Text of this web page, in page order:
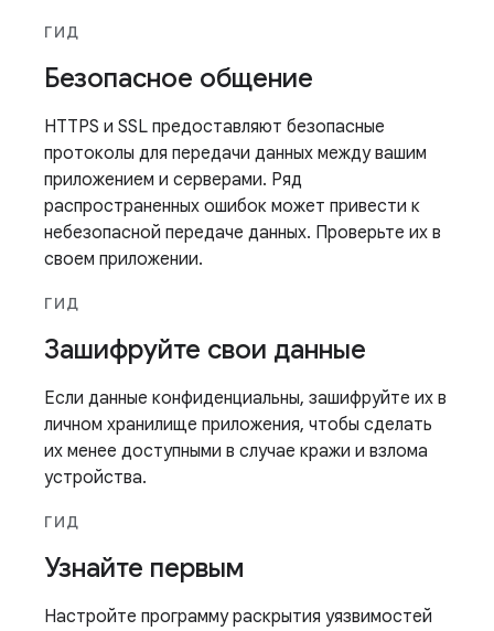
ГИД
Безопасное общение
HTTPS и SSL предоставляют безопасные
протоколы для передачи данных между вашим
приложением и серверами. Ряд
распространенных ошибок может привести к
небезопасной передаче данных. Проверьте их в
своем приложении.
ГИД
Зашифруйте свои данные
Если данные конфиденциальны, зашифруйте их в
личном хранилище приложения, чтобы сделать
их менее доступными в случае кражи и взлома
устройства.
ГИД
Узнайте первым
Настройте программу раскрытия уязвимостей